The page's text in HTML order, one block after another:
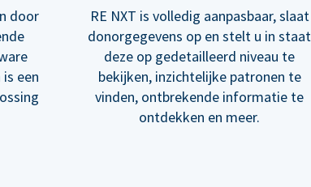
door
een
RE NXT is volledig aanpasbaar, slaat
donorgegevens op en stelt u in staat
deze op gedetailleerd niveau te
bekijken, inzichtelijke patronen te
vinden, ontbrekende informatie te
ontdekken en meer.